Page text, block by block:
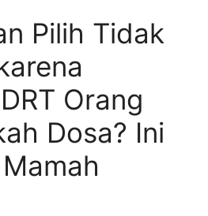
Pilih Tidak
Orang
Dosa? Ini